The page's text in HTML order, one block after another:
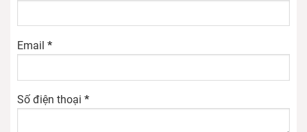
Email *
Số điện thoại *